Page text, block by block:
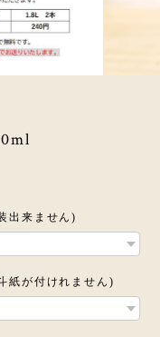
出来ません)
が付けれません)